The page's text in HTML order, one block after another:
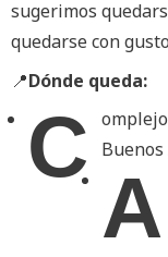
sugerimos
quedarse con
📍Dónde queda:
C
A